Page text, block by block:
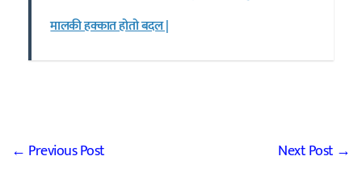
मालकी हक्कात होतो बदल |
← Previous Post Next Post →